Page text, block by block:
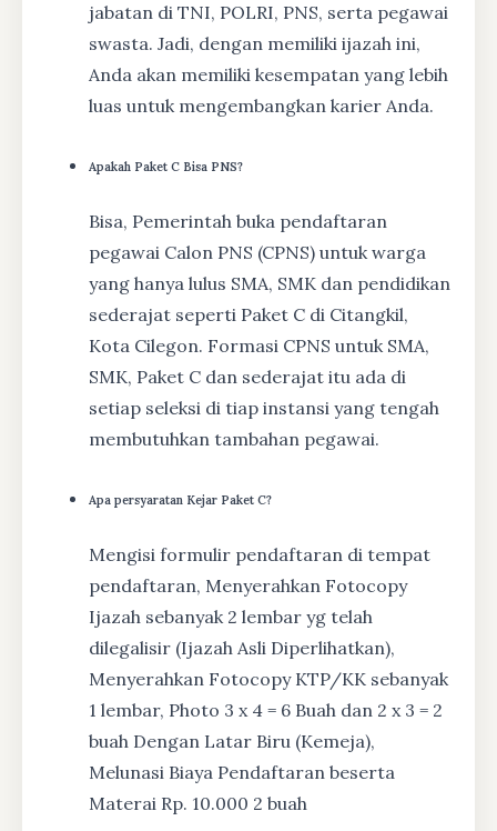
jabatan di TNI, POLRI, PNS, serta pegawai
swasta. Jadi, dengan memiliki ijazah ini,
Anda akan memiliki kesempatan yang lebih
luas untuk mengembangkan karier Anda.
Apakah Paket C Bisa PNS?
Bisa, Pemerintah buka pendaftaran
pegawai Calon PNS (CPNS) untuk warga
yang hanya lulus SMA, SMK dan pendidikan
sederajat seperti Paket C di Citangkil,
Kota Cilegon. Formasi CPNS untuk SMA,
SMK, Paket C dan sederajat itu ada di
setiap seleksi di tiap instansi yang tengah
membutuhkan tambahan pegawai.
Apa persyaratan Kejar Paket C?
Mengisi formulir pendaftaran di tempat
pendaftaran, Menyerahkan Fotocopy
Ijazah sebanyak 2 lembar yg telah
dilegalisir (Ijazah Asli Diperlihatkan),
Menyerahkan Fotocopy KTP/KK sebanyak
1 lembar, Photo 3 x 4 = 6 Buah dan 2 x 3 = 2
buah Dengan Latar Biru (Kemeja),
Melunasi Biaya Pendaftaran beserta
Materai Rp. 10.000 2 buah